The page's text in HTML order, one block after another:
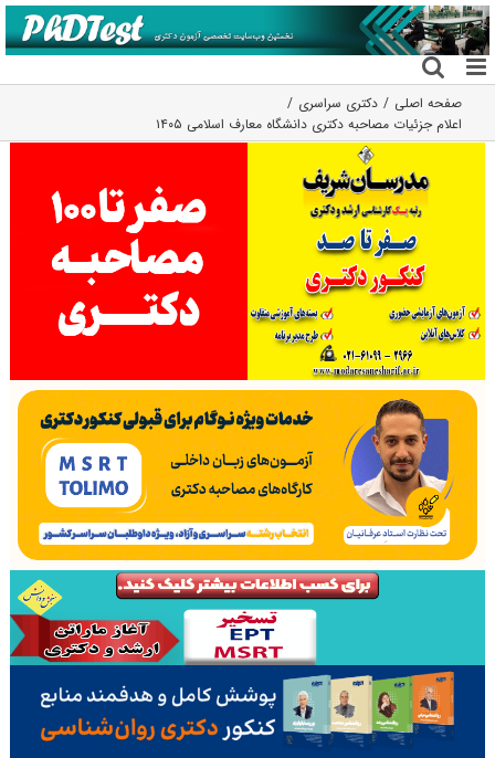
رفتن
به
محتوا
صفحه اصلی
دکتری سراسری
اعلام جزئیات مصاحبه دکتری دانشگاه معارف اسلامی ۱۴۰۵